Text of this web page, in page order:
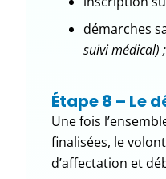
démarches
suivi médical) ;
Étape 8 – Le
Une fois
finalisées, le
d’affectation et